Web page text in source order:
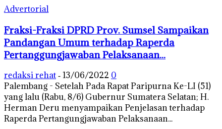
Advertorial
Fraksi-Fraksi DPRD Prov. Sumsel Sampaikan
Pandangan Umum terhadap Raperda
Pertanggungjawaban Pelaksanaan...
redaksi rehat - 13/06/2022 0
Palembang - Setelah Pada Rapat Paripurna Ke-LI (51)
yang lalu (Rabu, 8/6) Gubernur Sumatera Selatan; H.
Herman Deru menyampaikan Penjelasan terhadap
Raperda Pertangungjawaban Pelaksanaan...